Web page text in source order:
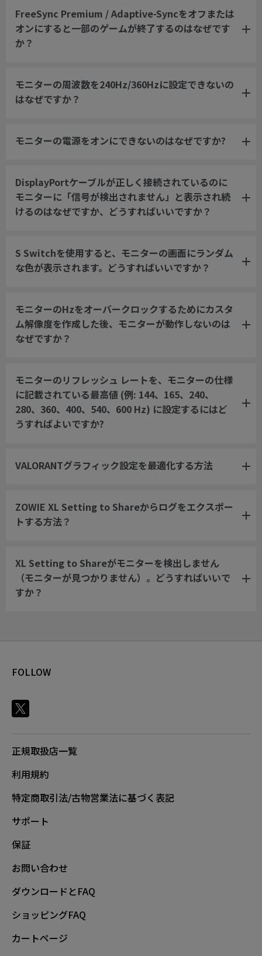
FreeSync Premium / Adaptive-Syncをオフまたは
オンにすると一部のゲームが終了するのはなぜです
か？
モニターの周波数を240Hz/360Hzに設定できないの
はなぜですか？
モニターの電源をオンにできないのはなぜですか?
DisplayPortケーブルが正しく接続されているのに
モニターに「信号が検出されません」と表示され続
けるのはなぜですか、どうすればいいですか？
S Switchを使用すると、モニターの画面にランダム
な色が表示されます。どうすればいいですか？
モニターのHzをオーバークロックするためにカスタ
ム解像度を作成した後、モニターが動作しないのは
なぜですか？
モニターのリフレッシュ レートを、モニターの仕様
に記載されている最高値 (例: 144、165、240、
280、360、400、540、600 Hz) に設定するにはど
うすればよいですか?
VALORANTグラフィック設定を最適化する方法
ZOWIE XL Setting to Shareからログをエクスポー
トする方法？
XL Setting to Shareがモニターを検出しません
（モニターが見つかりません）。どうすればいいで
すか？
FOLLOW
正規取扱店一覧
利用規約
特定商取引法/古物営業法に基づく表記
サポート
保証
お問い合わせ
ダウンロードとFAQ
ショッピングFAQ
カートページ